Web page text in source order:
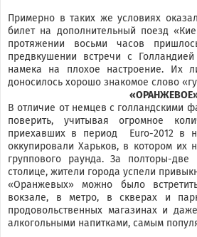
Примерно в таких же условиях
билет на дополнительный поезд
протяжении восьми часов
предвкушении встречи с
намека на плохое настроение. Их
доносилось хорошо знакомое слово
В отличие от немцев с голландскими
поверить, учитывая огромное
приехавших в период Euro-2012 в
оккупировали Харьков, в котором их
группового раунда. За полторы-
столице, жители города успели
«Оранжевых» можно было
вокзале, в метро, в скверах и
продовольственных магазинах и
алкогольными напитками, самым